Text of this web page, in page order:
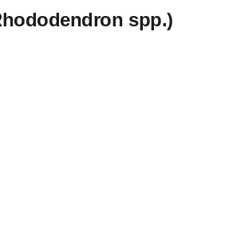
spp.)